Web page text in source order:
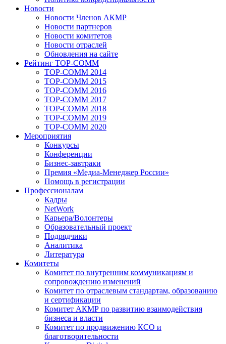
Новости
Новости Членов АКМР
Новости партнеров
Новости комитетов
Новости отраслей
Обновления на сайте
Рейтинг TOP-COMM
TOP-COMM 2014
TOP-COMM 2015
TOP-COMM 2016
TOP-COMM 2017
TOP-COMM 2018
TOP-COMM 2019
TOP-COMM 2020
Мероприятия
Конкурсы
Конференции
Бизнес-завтраки
Премия «Медиа-Менеджер России»
Помощь в регистрации
Профессионалам
Кадры
NetWork
Карьера/Волонтеры
Образовательный проект
Подрядчики
Аналитика
Литература
Комитеты
Комитет по внутренним коммуникациям и
сопровождению изменений
Комитет по отраслевым стандартам, образованию
и сертификации
Комитет АКМР по развитию взаимодействия
бизнеса и власти
Комитет по продвижению КСО и
благотворительности